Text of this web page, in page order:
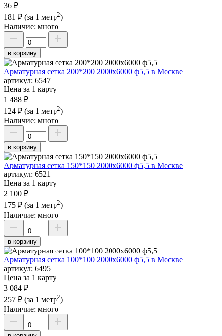
36 ₽
181 ₽ (за 1 метр2)
Наличие: много
в корзину
Арматурная сетка 200*200 2000х6000 ф5,5 в Москве
артикул: 6547
Цена за 1 карту
1 488 ₽
124 ₽ (за 1 метр2)
Наличие: много
в корзину
Арматурная сетка 150*150 2000х6000 ф5,5 в Москве
артикул: 6521
Цена за 1 карту
2 100 ₽
175 ₽ (за 1 метр2)
Наличие: много
в корзину
Арматурная сетка 100*100 2000х6000 ф5,5 в Москве
артикул: 6495
Цена за 1 карту
3 084 ₽
257 ₽ (за 1 метр2)
Наличие: много